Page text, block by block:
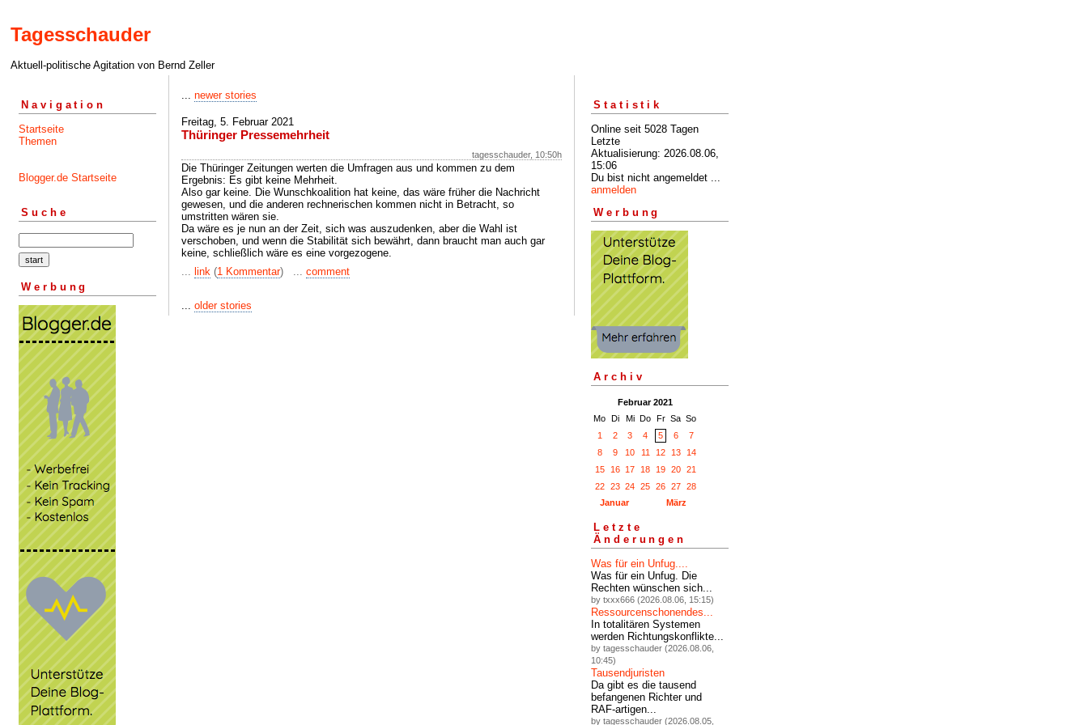
Tagesschauder
Aktuell-politische Agitation von Bernd Zeller
Navigation
Startseite
Themen
Blogger.de Startseite
Suche
Werbung
... newer stories
Freitag, 5. Februar 2021
Thüringer Pressemehrheit
tagesschauder, 10:50h
Die Thüringer Zeitungen werten die Umfragen aus und kommen zu dem
Ergebnis: Es gibt keine Mehrheit.
Also gar keine. Die Wunschkoalition hat keine, das wäre früher die Nachricht
gewesen, und die anderen rechnerischen kommen nicht in Betracht, so
umstritten wären sie.
Da wäre es je nun an der Zeit, sich was auszudenken, aber die Wahl ist
verschoben, und wenn die Stabilität sich bewährt, dann braucht man auch gar
keine, schließlich wäre es eine vorgezogene.
... link (1 Kommentar) ... comment
... older stories
Statistik
Online seit 5028 Tagen
Letzte
Aktualisierung: 2026.08.06,
15:06
Du bist nicht angemeldet ...
anmelden
Werbung
Archiv
Februar 2021
Mo Di Mi Do Fr Sa So
1
2 3 4 5 6
7
8
9 10 11 12 13
14
15
16 17 18 19 20
21
22
23 24 25 26 27
28
Januar
März
Letzte
Änderungen
Was für ein Unfug....
Was für ein Unfug. Die
Rechten wünschen sich...
by txxx666 (2026.08.06, 15:15)
Ressourcenschonendes...
In totalitären Systemen
werden Richtungskonflikte...
by tagesschauder (2026.08.06,
10:45)
Tausendjuristen
Da gibt es die tausend
befangenen Richter und
RAF-artigen...
by tagesschauder (2026.08.05,